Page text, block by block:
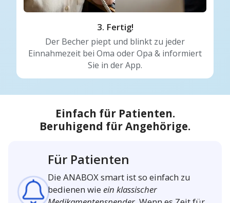
3. Fertig!
Der Becher piept und blinkt zu jeder
Einnahmezeit bei Oma oder Opa & informiert
Sie in der App.
Einfach für Patienten.
Beruhigend für Angehörige.
Für Patienten
Die ANABOX smart ist so einfach zu
bedienen wie ein klassischer